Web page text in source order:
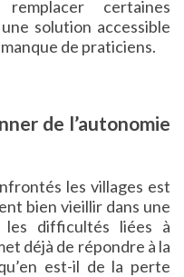
certaines
solution accessible
de praticiens.
de l’autonomie
les villages est
bien vieillir dans une
les difficultés liées à
déjà de répondre à la
est-il de la perte